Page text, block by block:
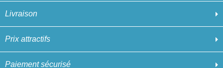
Livraison
Prix attractifs
Paiement sécurisé